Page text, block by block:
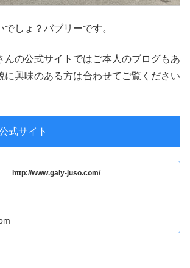
しょ？バブリーです。
んの公式サイトではご本人のブログもあ
に興味のある方は合わせてご覧ください
式サイト
http://www.galy-juso.com/